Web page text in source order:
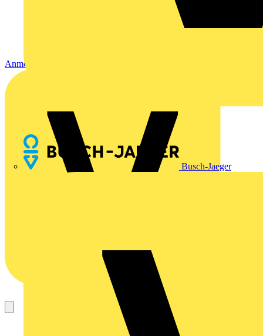
Busch-Jaeger
Anmelden